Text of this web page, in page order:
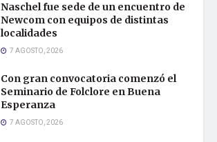
Naschel fue sede de un encuentro de
Newcom con equipos de distintas
localidades
7 AGOSTO, 2026
Con gran convocatoria comenzó el
Seminario de Folclore en Buena
Esperanza
7 AGOSTO, 2026